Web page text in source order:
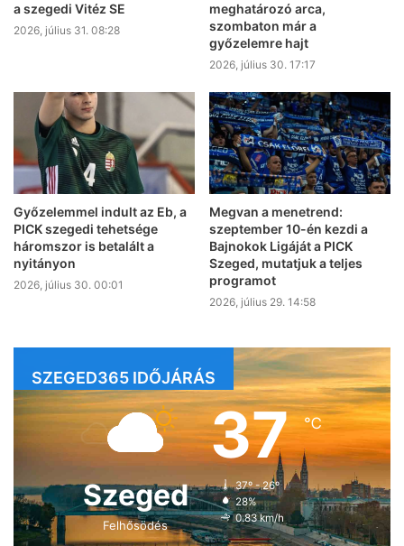
a szegedi Vitéz SE
2026, július 31. 08:28
meghatározó arca,
szombaton már a
győzelemre hajt
2026, július 30. 17:17
Győzelemmel indult az Eb, a
PICK szegedi tehetsége
háromszor is betalált a
nyitányon
2026, július 30. 00:01
Megvan a menetrend:
szeptember 10-én kezdi a
Bajnokok Ligáját a PICK
Szeged, mutatjuk a teljes
programot
2026, július 29. 14:58
SZEGED365 IDŐJÁRÁS
Szeged
Felhősödés
37℃
37º - 26º
28%
0.83 km/h